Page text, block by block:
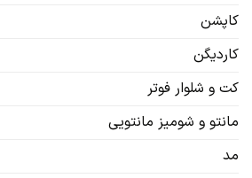
کاپشن
کاردیگن‌
کت و شلوار فوتر
مانتو و شومیز مانتویی
مد